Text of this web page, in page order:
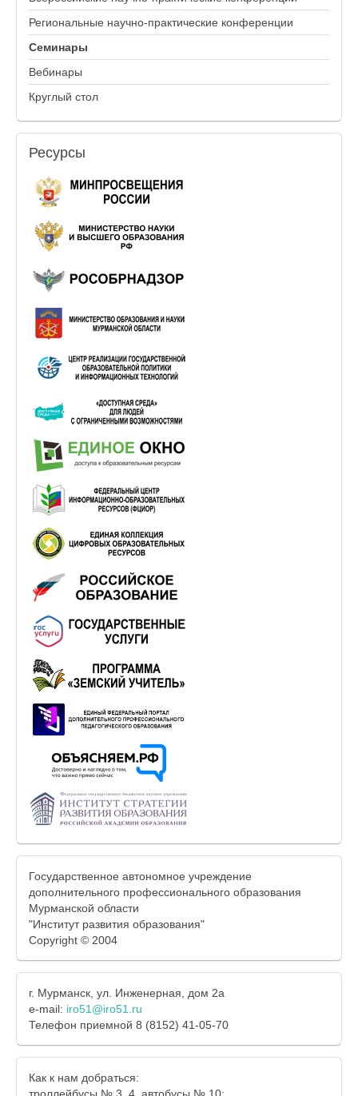
Региональные научно-практические конференции
Семинары
Вебинары
Круглый стол
Ресурсы
Государственное автономное учреждение
дополнительного профессионального образования
Мурманской области
"Институт развития образования"
Copyright © 2004
г. Мурманск, ул. Инженерная, дом 2а
e-mail: iro51@iro51.ru
Телефон приемной 8 (8152) 41-05-70
Как к нам добраться: